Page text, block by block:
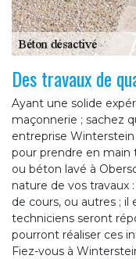
Des travaux de
Ayant une solide
maçonnerie ; sachez
entreprise
pour prendre en main
ou béton lavé à
nature de vos travaux
de cours, ou autres ;
techniciens seront
pourront réaliser ces
Fiez-vous à